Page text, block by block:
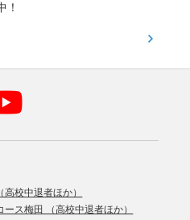
！
校中退者ほか）
ス梅田 （高校中退者ほか）